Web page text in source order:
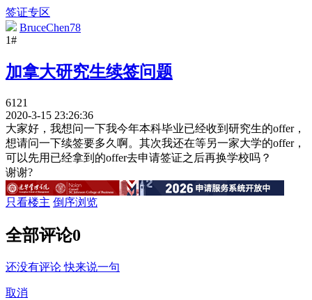
签证专区
BruceChen78
1#
加拿大研究生续签问题
6121
2020-3-15 23:26:36
大家好，我想问一下我今年本科毕业已经收到研究生的offer，
想请问一下续签要多久啊。其次我还在等另一家大学的offer，
可以先用已经拿到的offer去申请签证之后再换学校吗？
谢谢?
只看楼主 倒序浏览
全部评论0
还没有评论 快来说一句
取消